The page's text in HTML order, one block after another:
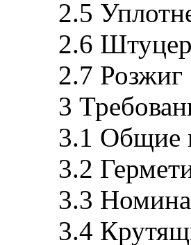
2.5
2.6
2.7 Розжиг
3
3.1 Общие
3.2
3.3
3.4